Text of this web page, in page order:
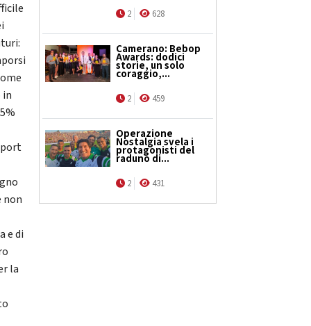
in
non
e di
la
2 628
Camerano: Bebop
Awards: dodici
storie, un solo
coraggio,...
2 459
Operazione
Nostalgia svela i
protagonisti del
raduno di...
2 431